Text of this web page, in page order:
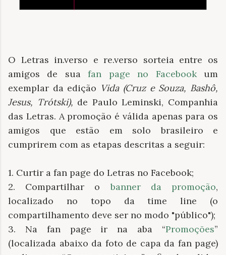
O Letras in.verso e re.verso sorteia entre os
amigos de suafan page no Facebookum
exemplar da edição Vida (Cruz e Souza, Bashô,
Jesus, Trótski), de Paulo Leminski, Companhia
das Letras. A promoção é válida apenas para os
amigos que estão em solo brasileiro e
cumprirem com as etapas descritas a seguir:
1. Curtir a fan page do Letras no Facebook;
2. Compartilhar obanner da promoção,
localizado no topo da time line (o
compartilhamento deve ser no modo "público");
3. Na fan page ir na aba “Promoções”
(localizada abaixo da foto de capa da fan page)